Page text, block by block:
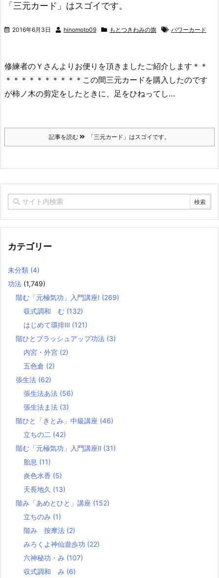
「三元カード」はスゴイです。
2016年6月3日 hinomoto09 もとつきわみの旗 パワーカード
修練者のＹさんよりお便りを頂きましたご紹介します＊＊
＊＊＊＊＊＊＊＊＊＊この間三元カードを購入したのです
が柿ノ木の剪定をしたときに、足をひねってし…
記事を読む 「三元カード」はスゴイです。
カテゴリー
未分類 (4)
功法 (1,749)
階む「元極気功」入門講座Ⅰ (269)
収式調和 む (132)
はじめて環排Ⅲ (121)
階ひとブラッシュアップ功法 (3)
内宮・外宮 (2)
五色倉 (2)
張生法 (62)
張生法あ法 (56)
張生法ま法 (3)
階ひと「きとみ」中級講座 (46)
立ちの二 (42)
階む「元極気功」入門講座Ⅱ (31)
胎息 (11)
炎色水香 (5)
天長地久 (13)
階み「あめとひと」講座 (152)
立ちのみ (1)
階み 按摩法 (2)
みろくよ神仙遊歩功 (22)
六神秘功・み (107)
収式調和 み (6)